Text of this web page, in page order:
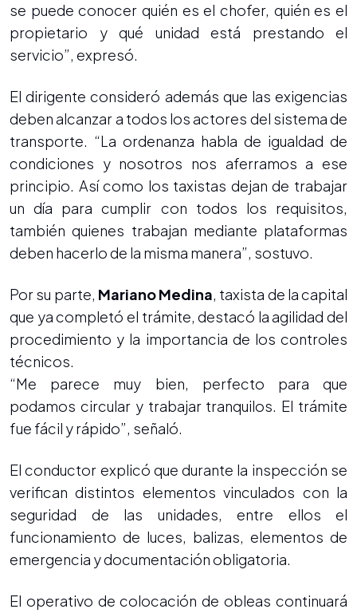
se puede conocer quién es el chofer, quién es el
propietario y qué unidad está prestando el
servicio”, expresó.
El dirigente consideró además que las exigencias
deben alcanzar a todos los actores del sistema de
transporte. “La ordenanza habla de igualdad de
condiciones y nosotros nos aferramos a ese
principio. Así como los taxistas dejan de trabajar
un día para cumplir con todos los requisitos,
también quienes trabajan mediante plataformas
deben hacerlo de la misma manera”, sostuvo.
Por su parte, Mariano Medina, taxista de la capital
que ya completó el trámite, destacó la agilidad del
procedimiento y la importancia de los controles
técnicos.
“Me parece muy bien, perfecto para que
podamos circular y trabajar tranquilos. El trámite
fue fácil y rápido”, señaló.
El conductor explicó que durante la inspección se
verifican distintos elementos vinculados con la
seguridad de las unidades, entre ellos el
funcionamiento de luces, balizas, elementos de
emergencia y documentación obligatoria.
El operativo de colocación de obleas continuará